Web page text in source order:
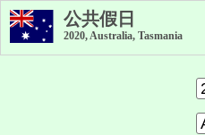
公共假日
2020, Australia, Tasmania